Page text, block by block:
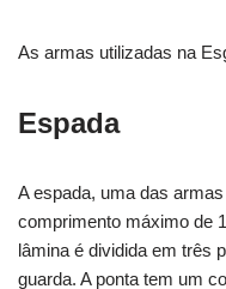
As armas utilizadas na
Espada
A espada, uma das
comprimento máximo de
lâmina é dividida em três
guarda. A ponta tem um